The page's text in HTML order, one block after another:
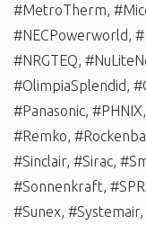
#MetroTherm,
#NECPowerworld,
#NRGTEQ,
#OlimpiaSplendid,
#Panasonic, #PHNIX,
#Remko,
#Sinclair, #Sirac,
#Sonnenkraft,
#Sunex, #Systemair,